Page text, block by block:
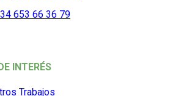
653 66 36 79
INTERÉS
Trabajos